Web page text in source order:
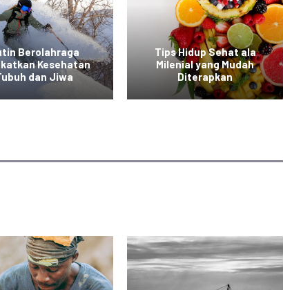
Berolahraga
Kesehatan
dan Jiwa
Tips Hidup Sehat ala
Milenial yang Mudah
Diterapkan